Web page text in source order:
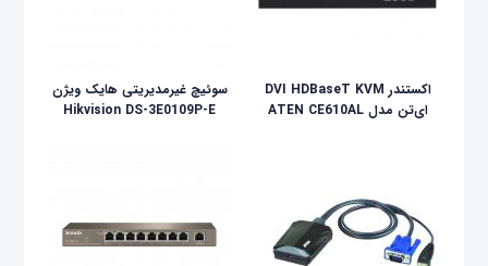
اکستندر DVI HDBaseT KVM
ای‌تن مدل ATEN CE610AL
سوئیچ غیرمدیریتی هایک ویژن
Hikvision DS-3E0109P-E